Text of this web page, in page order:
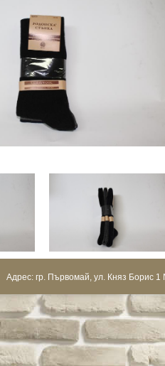
Адрес: гр. Първомай, ул. Княз Борис